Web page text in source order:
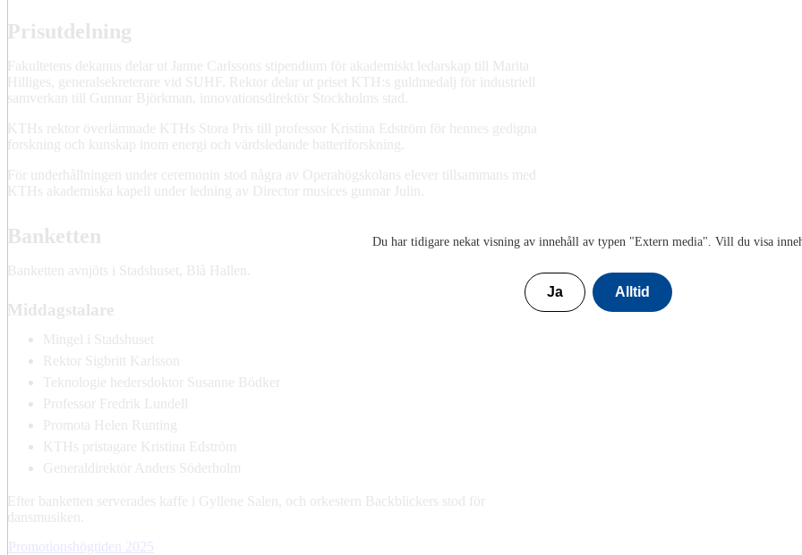
Du har tidigare nekat visning av innehåll av typen "Extern media". Vill du visa
Ja Alltid
Prisutdelning
Fakultetens dekanus delar ut Janne Carlssons stipendium för akademiskt ledarskap till Marita
Hilliges, generalsekreterare vid SUHF. Rektor delar ut priset KTH:s guldmedalj för industriell
samverkan till Gunnar Björkman, innovationsdirektör Stockholms stad.
KTHs rektor överlämnade KTHs Stora Pris till professor Kristina Edström för hennes gedigna
forskning och kunskap inom energi och värdsledande batteriforskning.
För underhållningen under ceremonin stod några av Operahögskolans elever tillsammans med
KTHs akademiska kapell under ledning av Director musices gunnar Julin.
Banketten
Banketten avnjöts i Stadshuset, Blå Hallen.
Middagstalare
Mingel i Stadshuset
Rektor Sigbritt Karlsson
Teknologie hedersdoktor Susanne Bödker
Professor Fredrik Lundell
Promota Helen Runting
KTHs pristagare Kristina Edström
Generaldirektör Anders Söderholm
Efter banketten serverades kaffe i Gyllene Salen, och orkestern Backblickers stod för
dansmusiken.
Promotionshögtiden 2025